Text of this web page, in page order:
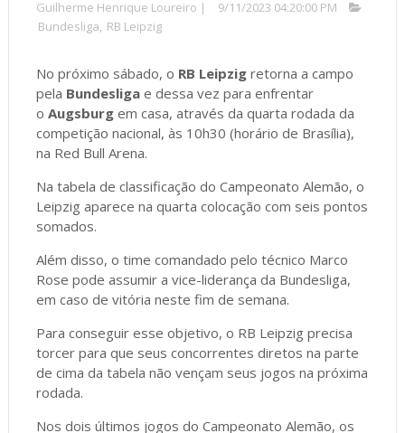
Guilherme Henrique Loureiro |
9/11/2023 04:20:00 PM
Bundesliga, RB Leipzig
No próximo sábado, o RB Leipzigretorna a campo
pela Bundesligae dessa vez para enfrentar
o Augsburgem casa, através da quarta rodada da
competição nacional, às 10h30 (horário de Brasília),
na Red Bull Arena.
Na tabela de classificação do Campeonato Alemão, o
Leipzig aparece na quarta colocação com seis pontos
somados.
Além disso, o time comandado pelo técnico Marco
Rose pode assumir a vice-liderança da Bundesliga,
em caso de vitória neste fim de semana.
Para conseguir esse objetivo, o RB Leipzig precisa
torcer para que seus concorrentes diretos na parte
de cima da tabela não vençam seus jogos na próxima
rodada.
Nos dois últimos jogos do Campeonato Alemão, os